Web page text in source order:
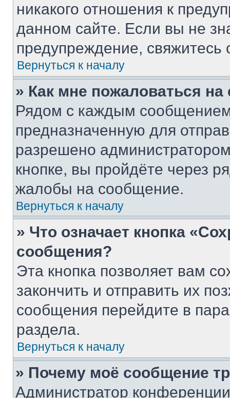
никакого отношения к
данном сайте. Если вы не
предупреждение,
Вернуться к началу
» Как мне пожаловаться
Рядом с каждым сообщением
предназначенную для
разрешено
кнопке, вы пройдёте через
жалобы на сообщение.
Вернуться к началу
» Что означает кнопка
сообщения?
Эта кнопка позволяет вам
закончить и отправить их
сообщения перейдите в
раздела.
Вернуться к началу
» Почему моё сообщение
Администратор